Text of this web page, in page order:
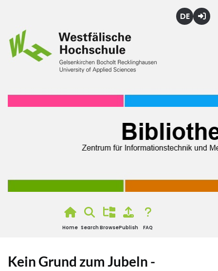
Home Search BrowsePublish FAQ
Kein Grund zum Jubeln -